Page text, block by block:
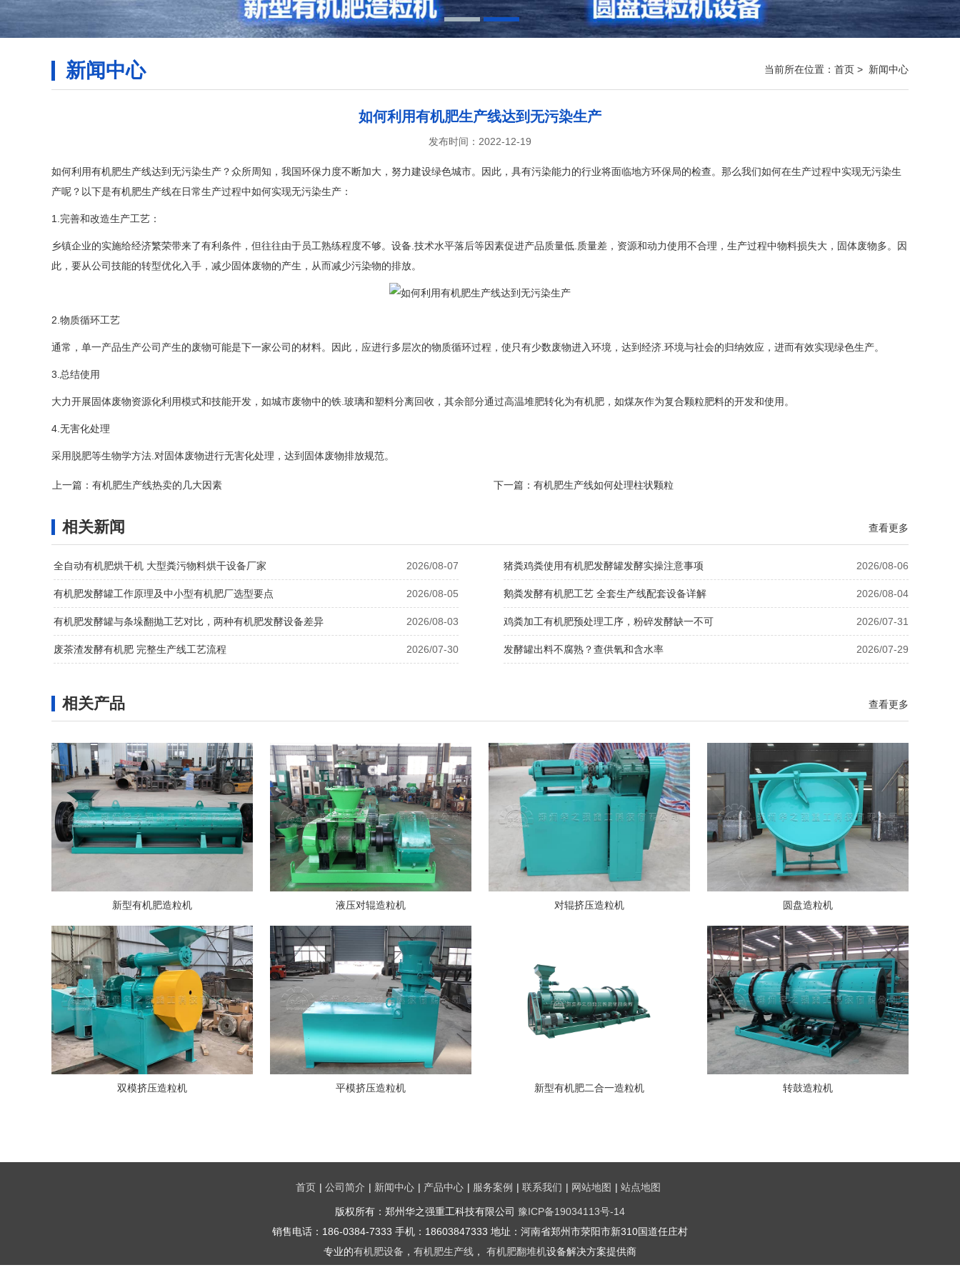
新闻中心 当前所在位置： 首页 > 新闻中心
如何利用有机肥生产线达到无污染生产
发布时间：2022-12-19
如何利用有机肥生产线达到无污染生产？众所周知，我国环保力度不断加大，努力建设绿色城市。因此，具有污染能力的行业将面临地方环保局的检查。那么我们如何在生产过程中实现无污染生
产呢？以下是有机肥生产线在日常生产过程中如何实现无污染生产：
1.完善和改造生产工艺：
乡镇企业的实施给经济繁荣带来了有利条件，但往往由于员工熟练程度不够。设备.技术水平落后等因素促进产品质量低.质量差，资源和动力使用不合理，生产过程中物料损失大，固体废物多。因
此，要从公司技能的转型优化入手，减少固体废物的产生，从而减少污染物的排放。
2.物质循环工艺
通常，单一产品生产公司产生的废物可能是下一家公司的材料。因此，应进行多层次的物质循环过程，使只有少数废物进入环境，达到经济.环境与社会的归纳效应，进而有效实现绿色生产。
3.总结使用
大力开展固体废物资源化利用模式和技能开发，如城市废物中的铁.玻璃和塑料分离回收，其余部分通过高温堆肥转化为有机肥，如煤灰作为复合颗粒肥料的开发和使用。
4.无害化处理
采用脱肥等生物学方法.对固体废物进行无害化处理，达到固体废物排放规范。
上一篇：有机肥生产线热卖的几大因素 下一篇：有机肥生产线如何处理柱状颗粒
相关新闻 查看更多
全自动有机肥烘干机 大型粪污物料烘干设备厂家 2026/08-07 猪粪鸡粪使用有机肥发酵罐发酵实操注意事项 2026/08-06
有机肥发酵罐工作原理及中小型有机肥厂选型要点 2026/08-05 鹅粪发酵有机肥工艺 全套生产线配套设备详解 2026/08-04
有机肥发酵罐与条垛翻抛工艺对比，两种有机肥发酵设备差异 2026/08-03 鸡粪加工有机肥预处理工序，粉碎发酵缺一不可 2026/07-31
废茶渣发酵有机肥 完整生产线工艺流程 2026/07-30 发酵罐出料不腐熟？查供氧和含水率 2026/07-29
相关产品 查看更多
新型有机肥造粒机 液压对辊造粒机 对辊挤压造粒机 圆盘造粒机
双模挤压造粒机 平模挤压造粒机 新型有机肥二合一造粒机 转鼓造粒机
首页 | 公司简介 | 新闻中心 | 产品中心 | 服务案例 | 联系我们 | 网站地图 | 站点地图
版权所有：郑州华之强重工科技有限公司 豫ICP备19034113号-14
销售电话：186-0384-7333 手机：18603847333 地址：河南省郑州市荥阳市新310国道任庄村
专业的有机肥设备 ， 有机肥生产线 ， 有机肥翻堆机设备解决方案提供商